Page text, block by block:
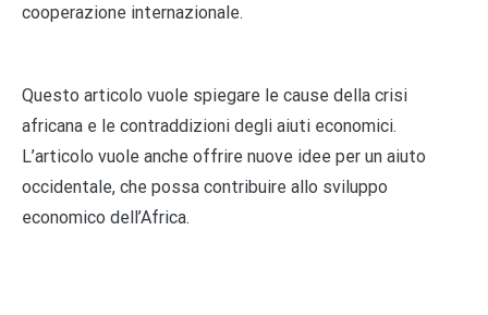
cooperazione internazionale.
Questo articolo vuole spiegare le cause della crisi
africana e le contraddizioni degli aiuti economici.
L’articolo vuole anche offrire nuove idee per un aiuto
occidentale, che possa contribuire allo sviluppo
economico dell’Africa.